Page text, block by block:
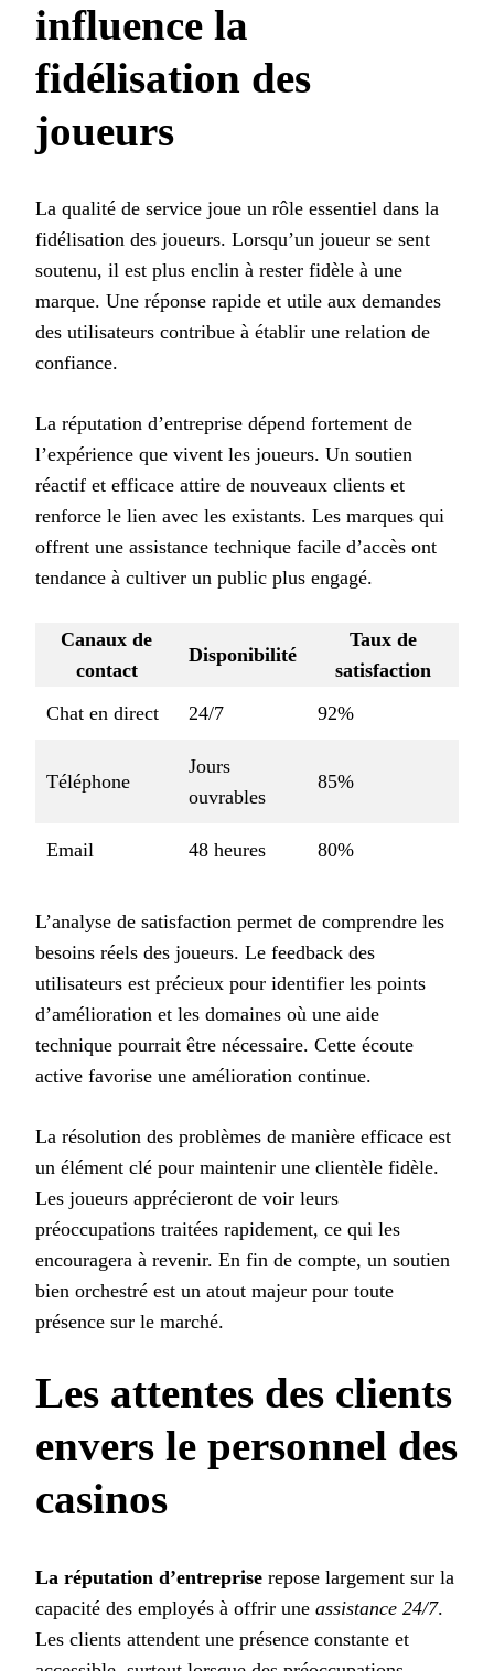
influence la
fidélisation des
joueurs
La qualité de service joue un rôle essentiel dans la
fidélisation des joueurs. Lorsqu’un joueur se sent
soutenu, il est plus enclin à rester fidèle à une
marque. Une réponse rapide et utile aux demandes
des utilisateurs contribue à établir une relation de
confiance.
La réputation d’entreprise dépend fortement de
l’expérience que vivent les joueurs. Un soutien
réactif et efficace attire de nouveaux clients et
renforce le lien avec les existants. Les marques qui
offrent une assistance technique facile d’accès ont
tendance à cultiver un public plus engagé.
Canaux de
contact
Disponibilité
Taux de
satisfaction
Chat en direct
24/7 92%
Téléphone
Jours
ouvrables
85%
Email 48 heures 80%
L’analyse de satisfaction permet de comprendre les
besoins réels des joueurs. Le feedback des
utilisateurs est précieux pour identifier les points
d’amélioration et les domaines où une aide
technique pourrait être nécessaire. Cette écoute
active favorise une amélioration continue.
La résolution des problèmes de manière efficace est
un élément clé pour maintenir une clientèle fidèle.
Les joueurs apprécieront de voir leurs
préoccupations traitées rapidement, ce qui les
encouragera à revenir. En fin de compte, un soutien
bien orchestré est un atout majeur pour toute
présence sur le marché.
Les attentes des clients
envers le personnel des
casinos
La réputation d’entreprise repose largement sur la
capacité des employés à offrir une assistance 24/7.
Les clients attendent une présence constante et